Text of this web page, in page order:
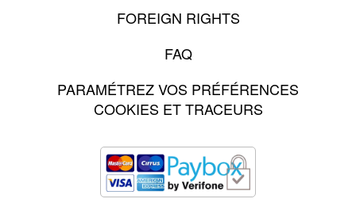
FOREIGN RIGHTS
FAQ
PARAMÉTREZ VOS PRÉFÉRENCES
COOKIES ET TRACEURS